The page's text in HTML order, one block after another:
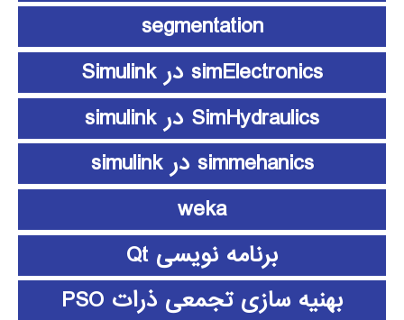
segmentation
simElectronics در Simulink
SimHydraulics در simulink
simmehanics در simulink
weka
برنامه نویسی Qt
بهنیه سازی تجمعی ذرات PSO